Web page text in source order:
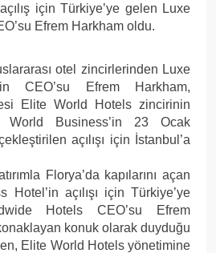
için Türkiye’ye gelen Luxe
Efrem Harkham oldu.
otel zincirlerinden Luxe
CEO’su Efrem Harkham,
Elite World Hotels zincirinin
World Business’in 23 Ocak
açılışı için İstanbul’a
Florya’da kapılarını açan
Hotel’in açılışı için Türkiye’ye
Hotels CEO’su Efrem
konuk olarak duyduğu
Elite World Hotels yönetimine